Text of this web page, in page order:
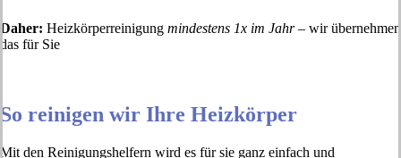
Daher: Heizkörperreinigung mindestens 1x im Jahr– wir übernehmen
das für Sie
So reinigen wir Ihre Heizkörper
Mit den Reinigungshelfern wird es für sie ganz einfach und